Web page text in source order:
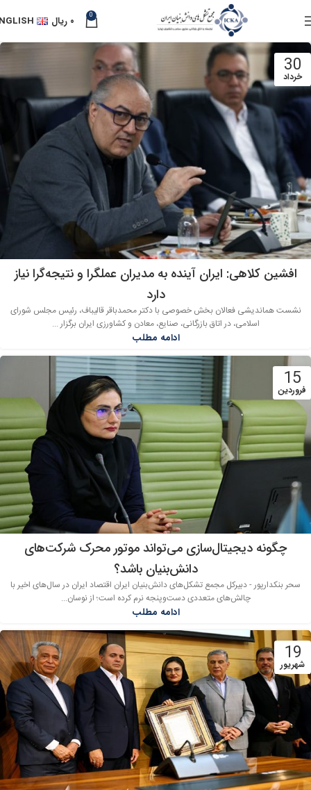
0 ۰ ریال
30
خرداد
افشین کلاهی: ایران آینده به مدیران عملگرا و نتیجه‌گرا نیاز
دارد
نشست هماندیشی فعالان بخش خصوصی با دکتر محمدباقر قالیباف، رئیس مجلس شورای
اسلامی، در اتاق بازرگانی، صنایع، معادن و کشاورزی ایران برگزار ...
ادامه مطلب
15
فروردین
چگونه دیجیتال‌سازی می‌تواند موتور محرک شرکت‌های
دانش‌بنیان باشد؟
سحر بنکدارپور - دبیرکل مجمع تشکل‌های دانش‌بنیان ایران اقتصاد ایران در سال‌های اخیر با
چالش‌های متعددی دست‌وپنجه نرم کرده است؛ از نوسان...
ادامه مطلب
19
شهریور